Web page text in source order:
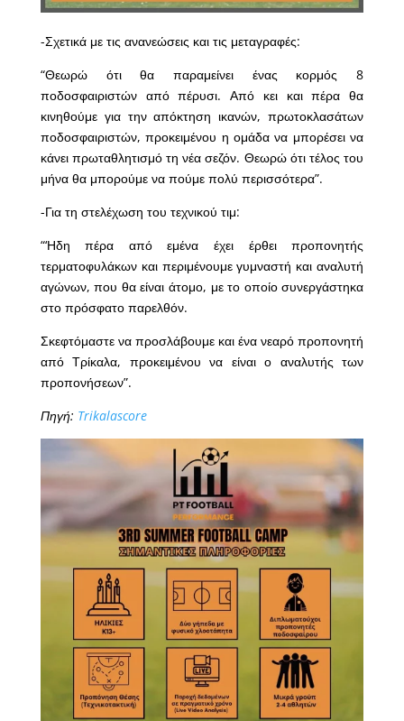
-Σχετικά με τις ανανεώσεις και τις μεταγραφές:
“Θεωρώ ότι θα παραμείνει ένας κορμός 8
ποδοσφαιριστών από πέρυσι. Από κει και πέρα θα
κινηθούμε για την απόκτηση ικανών, πρωτοκλασάτων
ποδοσφαιριστών, προκειμένου η ομάδα να μπορέσει να
κάνει πρωταθλητισμό τη νέα σεζόν. Θεωρώ ότι τέλος του
μήνα θα μπορούμε να πούμε πολύ περισσότερα”.
-Για τη στελέχωση του τεχνικού τιμ:
“‘Ηδη πέρα από εμένα έχει έρθει προπονητής
τερματοφυλάκων και περιμένουμε γυμναστή και αναλυτή
αγώνων, που θα είναι άτομο, με το οποίο συνεργάστηκα
στο πρόσφατο παρελθόν.
Σκεφτόμαστε να προσλάβουμε και ένα νεαρό προπονητή
από Τρίκαλα, προκειμένου να είναι ο αναλυτής των
προπονήσεων”.
Πηγή: Trikalascore